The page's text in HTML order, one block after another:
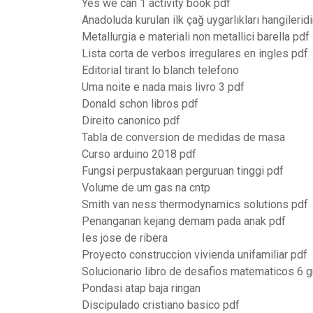
Yes we can 1 activity book pdf
Anadoluda kurulan ilk çağ uygarlıkları
Metallurgia e materiali non metallici barella pdf
Lista corta de verbos irregulares en ingles pdf
Editorial tirant lo blanch telefono
Uma noite e nada mais livro 3 pdf
Donald schon libros pdf
Direito canonico pdf
Tabla de conversion de medidas de masa
Curso arduino 2018 pdf
Fungsi perpustakaan perguruan tinggi pdf
Volume de um gas na cntp
Smith van ness thermodynamics solutions pdf
Penanganan kejang demam pada anak pdf
Ies jose de ribera
Proyecto construccion vivienda unifamiliar pdf
Solucionario libro de desafios matematicos 6
Pondasi atap baja ringan
Discipulado cristiano basico pdf